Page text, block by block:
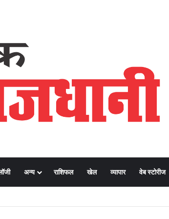
अन्य राशिफल खेल व्यापार वेब स्टोरीज